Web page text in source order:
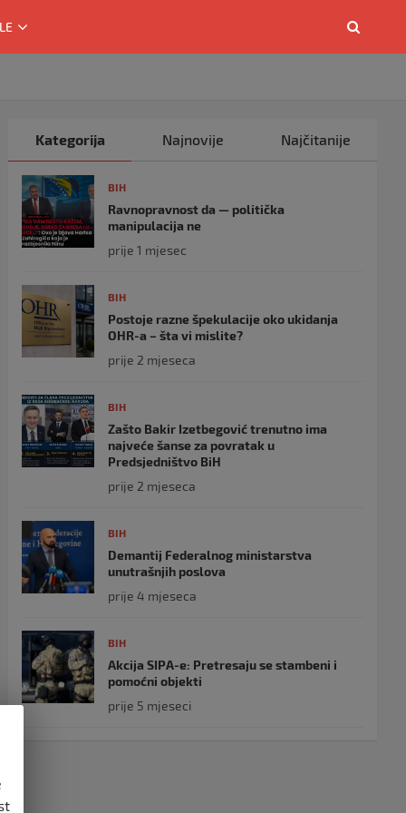
Kategorija Najnovije Najčitanije
BIH
Ravnopravnost da — politička
manipulacija ne
prije 1 mjesec
BIH
Postoje razne špekulacije oko ukidanja
OHR-a – šta vi mislite?
prije 2 mjeseca
BIH
Zašto Bakir Izetbegović trenutno ima
najveće šanse za povratak u
Predsjedništvo BiH
prije 2 mjeseca
BIH
Demantij Federalnog ministarstva
unutrašnjih poslova
prije 4 mjeseca
BIH
Akcija SIPA-e: Pretresaju se stambeni i
pomoćni objekti
prije 5 mjeseci